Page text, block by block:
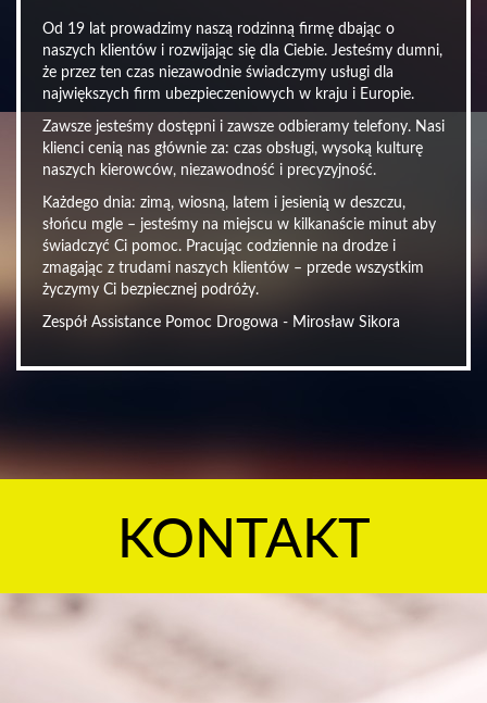
Od 19 lat prowadzimy naszą rodzinną firmę dbając o
naszych klientów i rozwijając się dla Ciebie. Jesteśmy dumni,
że przez ten czas niezawodnie świadczymy usługi dla
największych firm ubezpieczeniowych w kraju i Europie.
Zawsze jesteśmy dostępni i zawsze odbieramy telefony. Nasi
klienci cenią nas głównie za: czas obsługi, wysoką kulturę
naszych kierowców, niezawodność i precyzyjność.
Każdego dnia: zimą, wiosną, latem i jesienią w deszczu,
słońcu mgle – jesteśmy na miejscu w kilkanaście minut aby
świadczyć Ci pomoc. Pracując codziennie na drodze i
zmagając z trudami naszych klientów – przede wszystkim
życzymy Ci bezpiecznej podróży.
Zespół Assistance Pomoc Drogowa - Mirosław Sikora
KONTAKT